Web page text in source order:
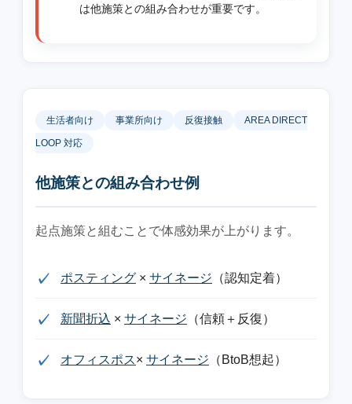
は他施策との組み合わせが重要です。
生活者向け 事業所向け 反復接触 AREA DIRECT
LOOP 対応
他施策との組み合わせ例
起点施策と組むことで体感効果が上がります。
ポスティング × サイネージ （認知定着）
新聞折込 × サイネージ （信頼＋反復）
オフィスポス× サイネージ （BtoB想起）